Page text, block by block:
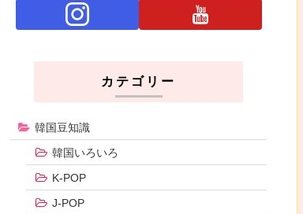
カテゴリー
韓国豆知識
韓国いろいろ
K-POP
J-POP